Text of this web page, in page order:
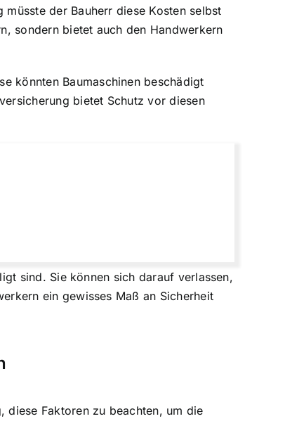
der Bauherr diese Kosten selbst
sondern bietet auch den Handwerkern
könnten Baumaschinen beschädigt
bietet Schutz vor diesen
sind. Sie können sich darauf verlassen,
ein gewisses Maß an Sicherheit
diese Faktoren zu beachten, um die